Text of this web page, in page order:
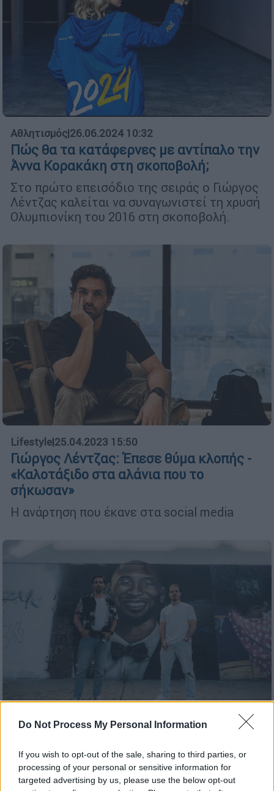
Do Not Process My Personal Information
If you wish to opt-out of the sale, sharing to third parties, or
processing of your personal or sensitive information for
targeted advertising by us, please use the below opt-out
Αθλητισμός|26.06.2024 10:32
Πώς θα τα κατάφερνες με αντίπαλο την
Άννα Κορακάκη στη σκοποβολή;
Στο πρώτο επεισόδιο της σειράς ο Γιώργος
Λέντζας καλείται να συναγωνιστεί τη χρυσή
Ολυμπιονίκη του 2016 στη σκοποβολή.
Lifestyle|25.04.2023 15:50
Γιώργος Λέντζας: Έπεσε θύμα κλοπής -
«Καλοτάξιδο στα αλάνια που το
σήκωσαν»
Η ανάρτηση που έκανε στα social media
Γιώργος Λέντζας και Άγγελος
Γιακουμίδης στο ethnos.gr: «Με την
πανδημία χάσαμε ένα κομμάτι της